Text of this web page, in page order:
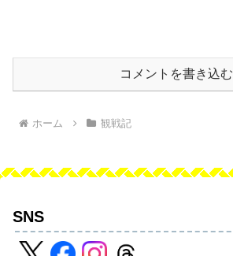
コメントを書き込む
ホーム 観戦記
SNS